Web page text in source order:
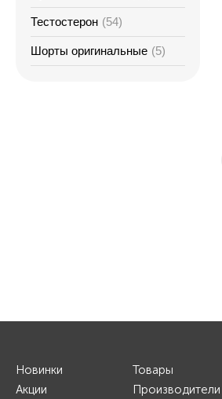
Тестостерон (54)
Шорты оригинальные (5)
Новинки
Акции
Товары
Производители